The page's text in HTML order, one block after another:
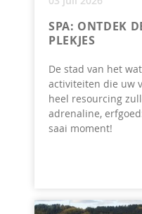
SPA: ONTDEK
PLEKJES
De stad van het
activiteiten die uw
heel resourcing
adrenaline,
saai moment!